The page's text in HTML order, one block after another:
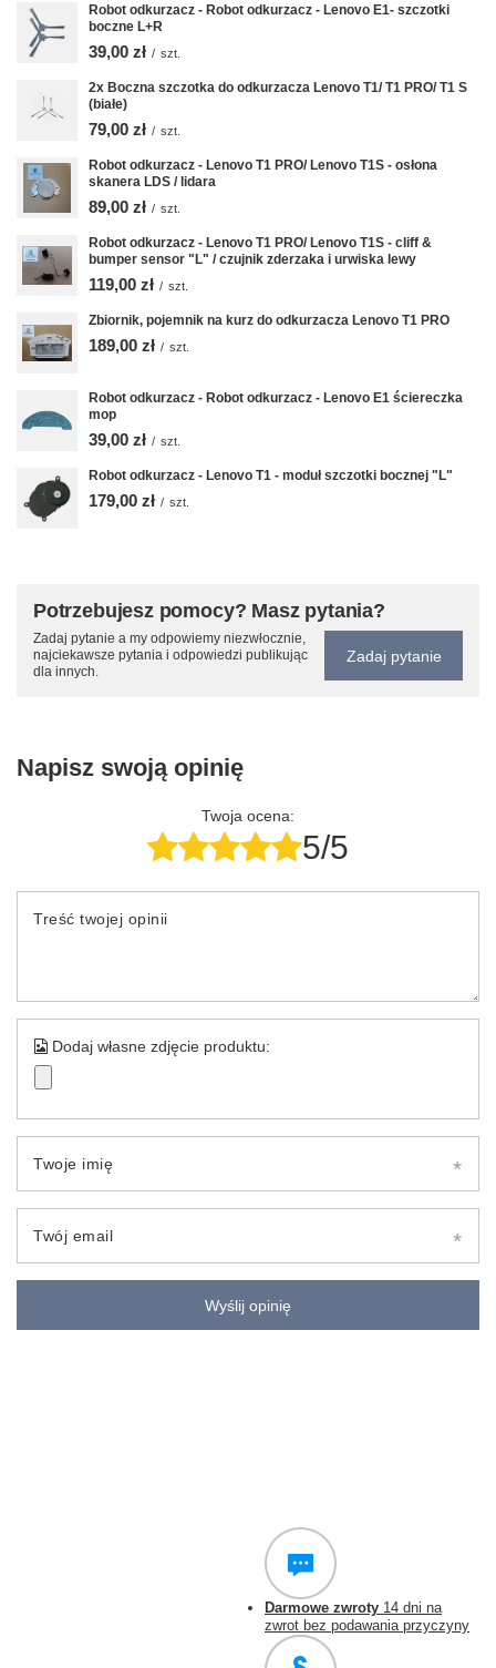
Robot odkurzacz - Robot odkurzacz - Lenovo E1- szczotki
boczne L+R
39,00 zł / szt.
2x Boczna szczotka do odkurzacza Lenovo T1/ T1 PRO/ T1 S
(białe)
79,00 zł / szt.
Robot odkurzacz - Lenovo T1 PRO/ Lenovo T1S - osłona
skanera LDS / lidara
89,00 zł / szt.
Robot odkurzacz - Lenovo T1 PRO/ Lenovo T1S - cliff &
bumper sensor "L" / czujnik zderzaka i urwiska lewy
119,00 zł / szt.
Zbiornik, pojemnik na kurz do odkurzacza Lenovo T1 PRO
189,00 zł / szt.
Robot odkurzacz - Robot odkurzacz - Lenovo E1 ściereczka
mop
39,00 zł / szt.
Robot odkurzacz - Lenovo T1 - moduł szczotki bocznej "L"
179,00 zł / szt.
Potrzebujesz pomocy? Masz pytania?
Zadaj pytanie a my odpowiemy niezwłocznie,
najciekawsze pytania i odpowiedzi publikując
dla innych.
Zadaj pytanie
Napisz swoją opinię
Twoja ocena:
5/5
Treść twojej opinii
Dodaj własne zdjęcie produktu:
Twoje imię
Twój email
Wyślij opinię
Darmowe zwroty 14 dni na
zwrot bez podawania przyczyny